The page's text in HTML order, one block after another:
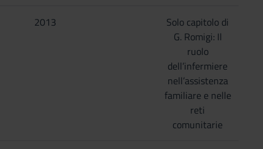
2013
Solo capitolo di
G. Romigi: Il
ruolo
dell’infermiere
nell’assistenza
familiare e nelle
reti
comunitarie